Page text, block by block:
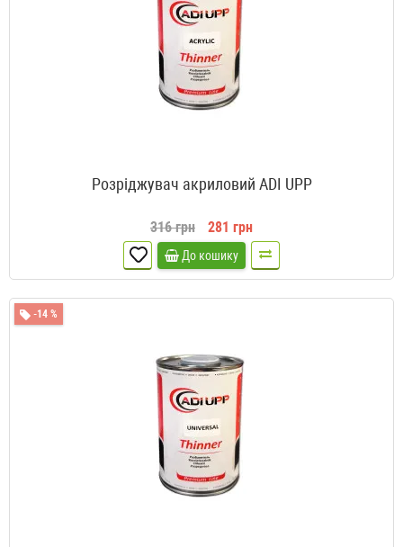
Розріджувач акриловий ADI UPP
316 грн 281 грн
До кошику
-14 %